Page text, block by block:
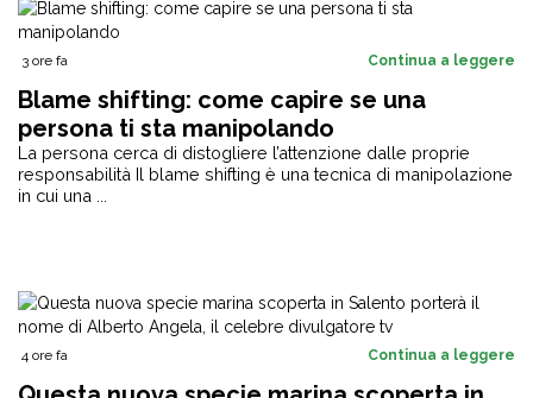
3 ore fa Continua a leggere
Blame shifting: come capire se una
persona ti sta manipolando
La persona cerca di distogliere l’attenzione dalle proprie
responsabilità Il blame shifting è una tecnica di manipolazione
in cui una ...
4 ore fa Continua a leggere